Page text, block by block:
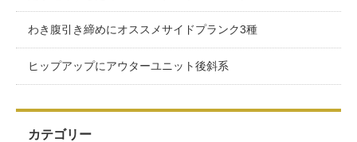
わき腹引き締めにオススメサイドプランク3種
ヒップアップにアウターユニット後斜系
カテゴリー